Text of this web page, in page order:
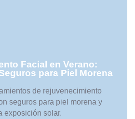
Facial en Verano:
para Piel Morena
de rejuvenecimiento
seguros para piel morena y
exposición solar.